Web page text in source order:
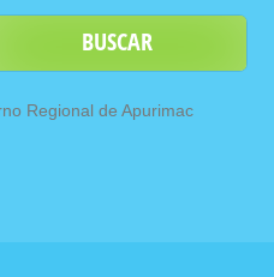
BUSCAR
Regional de Apurimac